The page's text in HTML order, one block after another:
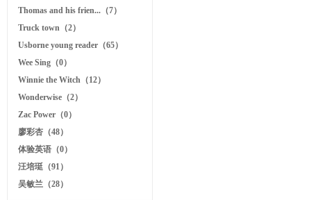
Thomas and his frien...（7）
Truck town（2）
Usborne young reader（65）
Wee Sing（0）
Winnie the Witch（12）
Wonderwise（2）
Zac Power（0）
廖彩杏（48）
体验英语（0）
汪培珽（91）
吴敏兰（28）